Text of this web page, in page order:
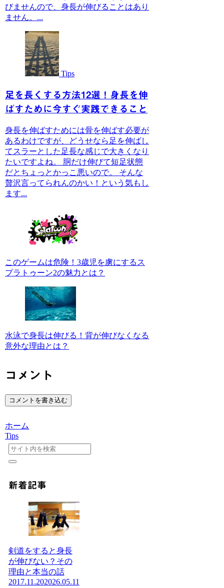
びませんので、身長が伸びることはあり
ません。...
Tips
足を長くする方法12選！身長を伸
ばすために今すぐ実践できること
身長を伸ばすためには骨を伸ばす必要が
あるわけですが、どうせなら足を伸ばし
てスラーとした足長な感じで大きくなり
たいですよね。 胴だけ伸びて短足状態
だとちょっとかっこ悪いので。 そんな
贅沢言ってられんのかい！という気もし
ます...
このゲームは危険！3歳児を虜にするス
プラトゥーン2の魅力とは？
水泳で身長は伸びる！背が伸びなくなる
意外な理由とは？
コメント
コメントを書き込む
ホーム
Tips
新着記事
剣道をすると身長
が伸びない？その
理由と本当の話
2017.11.202026.05.11